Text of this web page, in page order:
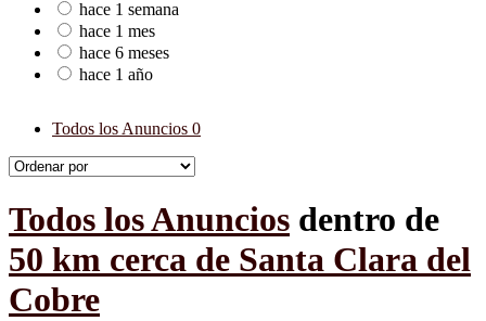
hace 1 semana
hace 1 mes
hace 6 meses
hace 1 año
Todos los Anuncios 0
Todos los Anuncios dentro de
50 km cerca de Santa Clara del
Cobre